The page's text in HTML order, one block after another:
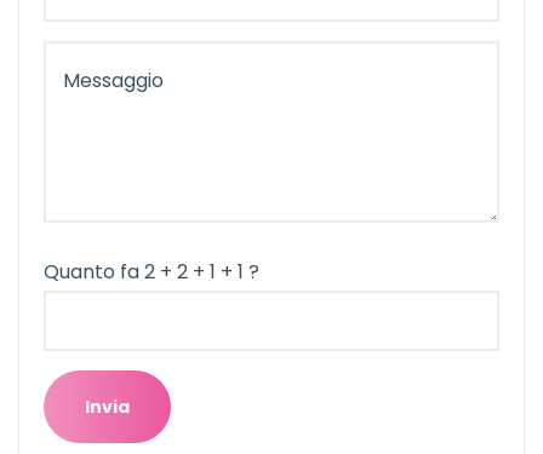
Quanto fa 2 + 2 + 1 + 1 ?